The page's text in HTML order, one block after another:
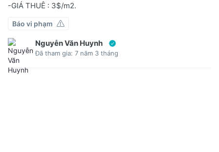
-GIÁ THUÊ : 3$/m2.
Báo vi phạm
Nguyễn Văn Huynh
Đã tham gia: 7 năm 3 tháng